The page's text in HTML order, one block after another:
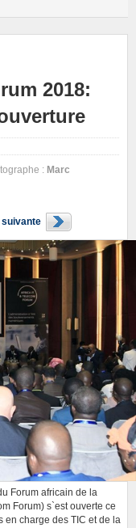
2018:
: Marc
suivante
Forum africain de la
Forum) s`est ouverte ce
en charge des TIC et de la